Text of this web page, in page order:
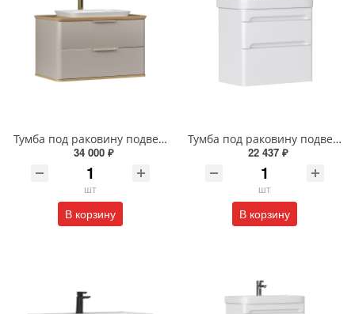
Тумба под раковину подвесная EQUIL Десерт 80.2Я/Desert 80.2Y с ручками в цвет амарок tpDSRT80.2Y-25R амарок/дуб
34 000 ₽
шт
В корзину
Тумба под раковину подвесная EQUIL Найс 70 см tpNICE70.2Y-05 белая
22 437 ₽
шт
В корзину